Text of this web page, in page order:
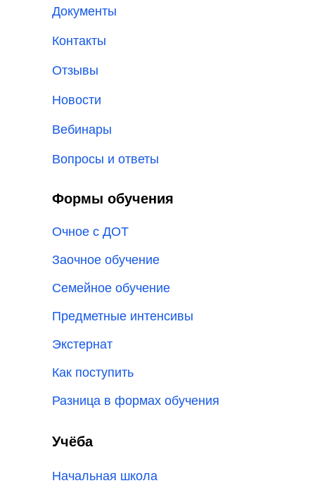
Документы
Контакты
Отзывы
Новости
Вебинары
Вопросы и ответы
Формы обучения
Заочное обучение
Очное с ДОТ
Семейное обучение
Предметные интенсивы
Как поступить
Экстернат
Разница в формах обучения
Учёба
Начальная школа